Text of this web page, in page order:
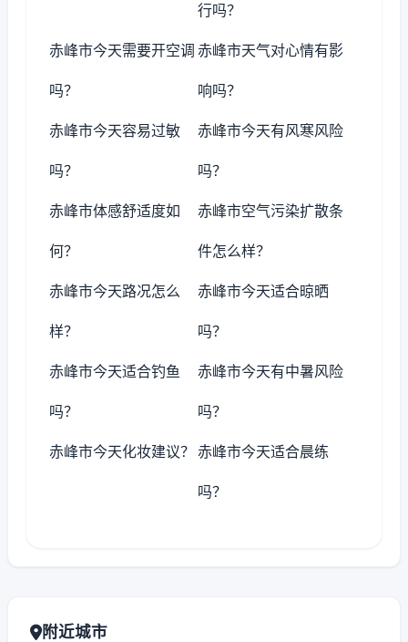
行吗？
赤峰市今天需要开空调
吗？
赤峰市天气对心情有影
响吗？
赤峰市今天容易过敏
吗？
赤峰市今天有风寒风险
吗？
赤峰市体感舒适度如
何？
赤峰市空气污染扩散条
件怎么样？
赤峰市今天路况怎么
样？
赤峰市今天适合晾晒
吗？
赤峰市今天适合钓鱼
吗？
赤峰市今天有中暑风险
吗？
赤峰市今天化妆建议？ 赤峰市今天适合晨练
吗？
附近城市